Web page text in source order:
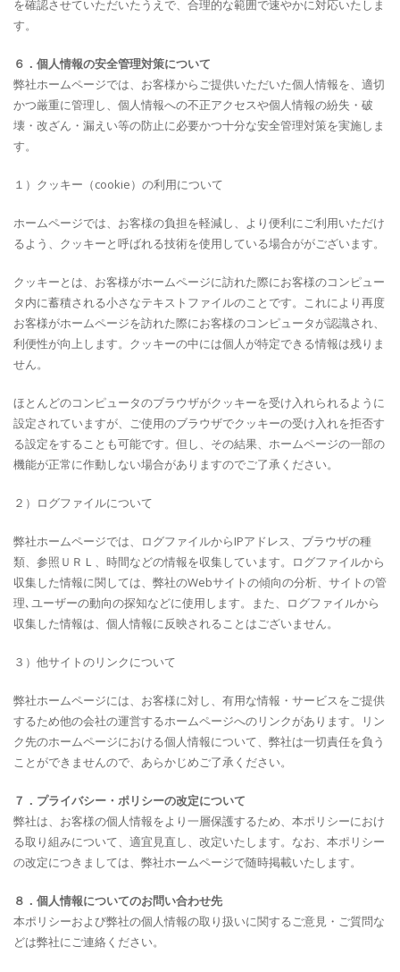
を確認させていただいたうえで、合理的な範囲で速やかに対応いたしま
す。
６．個人情報の安全管理対策について
弊社ホームページでは、お客様からご提供いただいた個人情報を、適切
かつ厳重に管理し、個人情報への不正アクセスや個人情報の紛失・破
壊・改ざん・漏えい等の防止に必要かつ十分な安全管理対策を実施しま
す。
１）クッキー（cookie）の利用について
ホームページでは、お客様の負担を軽減し、より便利にご利用いただけ
るよう、クッキーと呼ばれる技術を使用している場合ががございます。
クッキーとは、お客様がホームページに訪れた際にお客様のコンピュー
タ内に蓄積される小さなテキストファイルのことです。これにより再度
お客様がホームページを訪れた際にお客様のコンピュータが認識され、
利便性が向上します。クッキーの中には個人が特定できる情報は残りま
せん。
ほとんどのコンピュータのブラウザがクッキーを受け入れられるように
設定されていますが、ご使用のブラウザでクッキーの受け入れを拒否す
る設定をすることも可能です。但し、その結果、ホームページの一部の
機能が正常に作動しない場合がありますのでご了承ください。
２）ログファイルについて
弊社ホームページでは、ログファイルからIPアドレス、ブラウザの種
類、参照ＵＲＬ、時間などの情報を収集しています。ログファイルから
収集した情報に関しては、弊社のWebサイトの傾向の分析、サイトの管
理､ユーザーの動向の探知などに使用します。また、ログファイルから
収集した情報は、個人情報に反映されることはございません。
３）他サイトのリンクについて
弊社ホームページには、お客様に対し、有用な情報・サービスをご提供
するため他の会社の運営するホームページへのリンクがあります。リン
ク先のホームページにおける個人情報について、弊社は一切責任を負う
ことができませんので、あらかじめご了承ください。
７．プライバシー・ポリシーの改定について
弊社は、お客様の個人情報をより一層保護するため、本ポリシーにおけ
る取り組みについて、適宜見直し、改定いたします。なお、本ポリシー
の改定につきましては、弊社ホームページで随時掲載いたします。
８．個人情報についてのお問い合わせ先
本ポリシーおよび弊社の個人情報の取り扱いに関するご意見・ご質問な
どは弊社にご連絡ください。